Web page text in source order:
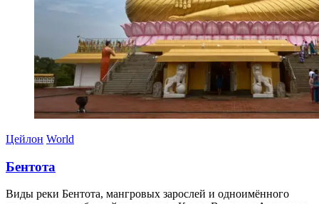
Цейлон World
Бентота
Виды реки Бентота, мангровых зарослей и одноимённого